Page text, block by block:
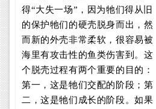
得“大失一场”，因为牠们得从旧
的保护牠们的硬壳脱身而出，然
而新的外壳非常柔软，很容易被
海里有攻击性的鱼类伤害到。这
个脱壳过程有两个重要的目的：
第一，这是牠们交配的阶段；第
二，这是牠们成长的阶段。如果